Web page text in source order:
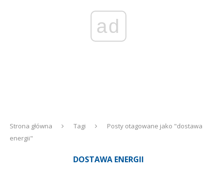
ad
Strona główna Tagi
Posty otagowane jako "dostawa
energii"
DOSTAWA ENERGII